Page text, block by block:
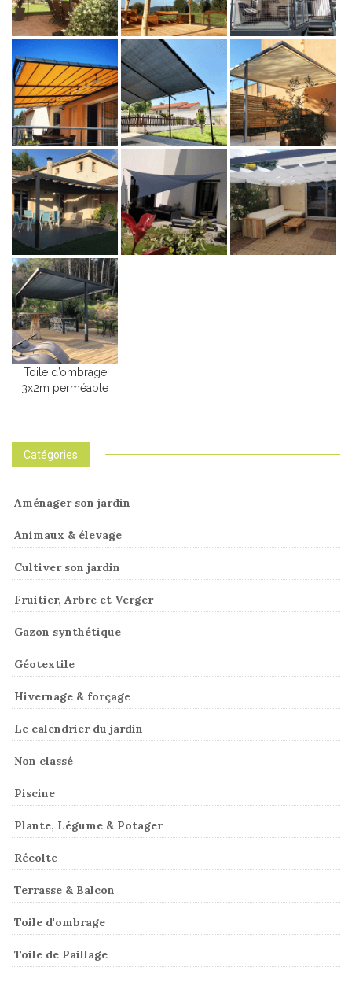
Toile d’ombrage
3x2m perméable
Catégories
Aménager son jardin
Animaux & élevage
Cultiver son jardin
Fruitier, Arbre et Verger
Gazon synthétique
Géotextile
Hivernage & forçage
Le calendrier du jardin
Non classé
Piscine
Plante, Légume & Potager
Récolte
Terrasse & Balcon
Toile d'ombrage
Toile de Paillage